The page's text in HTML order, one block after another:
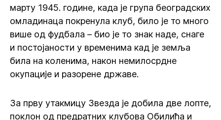
марту 1945. године, када је група београдских
омладинаца покренула клуб, било је то много
више од фудбала – био је то знак наде, снаге
и постојаности у временима кад је земља
била на коленима, након немилосрдне
окупације и разорене државе.
За прву утакмицу Звезда је добила две лопте,
поклон од предратних клубова Обилића и